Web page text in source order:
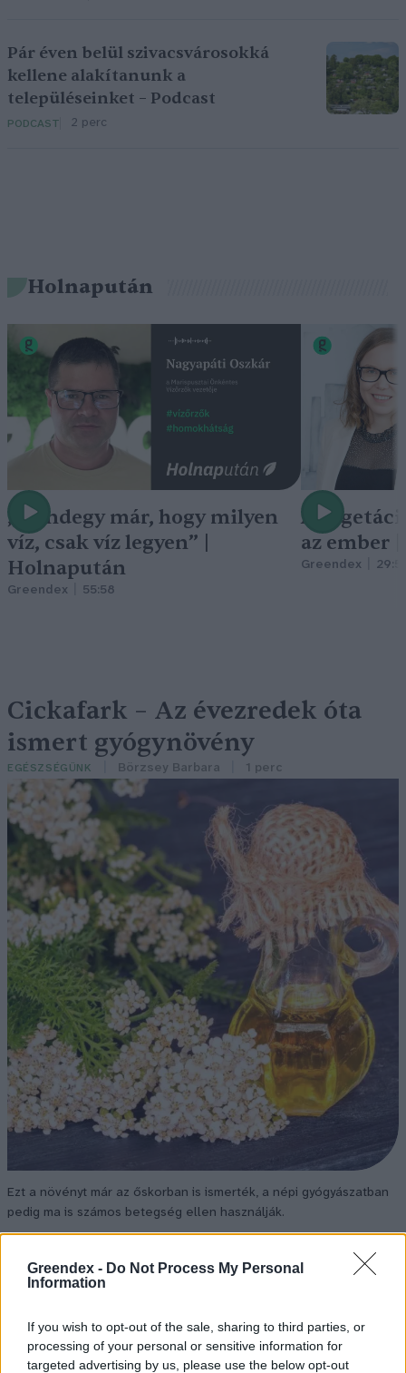
Greendex - Do Not Process My Personal
Information
If you wish to opt-out of the sale, sharing to third parties, or
processing of your personal or sensitive information for
targeted advertising by us, please use the below opt-out
Pár éven belül szivacsvárosokká
kellene alakítanunk a
településeinket – Podcast
PODCAST 2 perc
Holnapután
„Mindegy már, hogy milyen
víz, csak víz legyen” |
Holnapután
Greendex 55:58
A
az ember
Greendex
Cickafark – Az évezredek óta
ismert gyógynövény
EGÉSZSÉGÜNK Börzsey Barbara 1 perc
Ezt a növényt már az őskorban is ismerték, a népi gyógyászatban
pedig ma is számos betegség ellen használják.
Születésnapi programokkal várja a
Fővárosi Állatkert
ÉLŐ BOLYGÓNK